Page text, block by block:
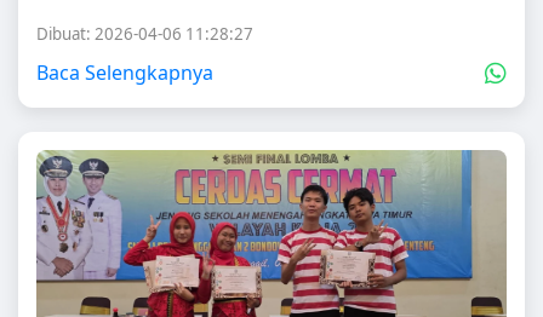
Dibuat: 2026-04-06 11:28:27
Baca Selengkapnya